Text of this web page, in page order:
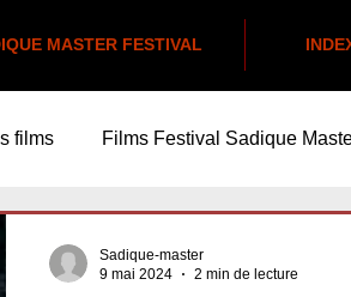
MASTER FESTIVAL
films Films Festival Sadique
Sadique-master
9 mai 2024
2 min de lecture